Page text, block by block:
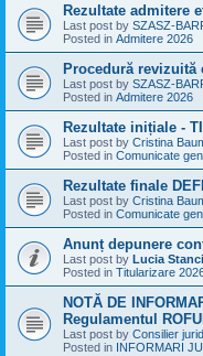
Rezultate admitere
Last post by SZASZ-
Posted in Admitere 2026
Procedură revizuită
Last post by SZASZ-
Posted in Admitere 2026
Rezultate inițiale -
Last post by Cristina
Posted in Comunicate
Rezultate finale
Last post by Cristina
Posted in Comunicate
Anunț depunere
Last post by Lucia
Posted in Titularizare
NOTĂ DE
Regulamentul
Last post by Consilier
Posted in INFORMARI